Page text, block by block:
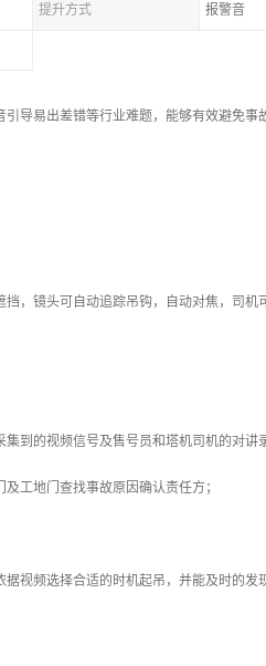
提升方式 报警音
导易出差错等行业难题，能够有效避免
，镜头可自动追踪吊钩，自动对焦，司机
到的视频信号及售号员和塔机司机的对讲
工地门查找事故原因确认责任方；
视频选择合适的时机起吊，并能及时的